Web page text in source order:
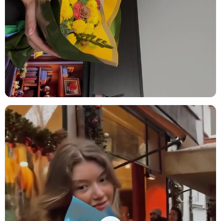
Düğün ve Nişan:
Özel günlerde, nişan veya düğünlerde merkez
parçası olarak kullanılabilecek bu aranjman, etkinliğinize zariflik
katacak. Kuru lotus bitkisi ve lavantanın doğal dokusu, şıklık ve
sadelik yaratır.
Özel Davetler:
Yemek davetlerinde masa dekorasyonu için bu
aranjmanı tercih edebilirsiniz. Pembe gül ve lavantanın canlı
renkleri, misafirlerinize hoş bir atmosfer sunar.
Terfi Hediyesi:Yeni bir iş pozisyonu için bu özel aranjman, başarıyı
kutlamak adına hediye edilebilir. Orkide ve lavanta, yeni bir
başlangıcı simgeler.
Orkideler, aydınlık ortamları sever ancak doğrudan güneş ışığına
maruz kaldıklarında yaprakları zarar görebilir. Bu nedenle, bitkinizi
doğrudan güneş ışığı almayacak, ancak bol miktarda dolaylı ışık
görecek bir yere yerleştirmeniz en iyisidir. Orkidenizi, filtrelenmiş
ışık alabileceği bir noktada, perde arkasında konumlandırmak
bitkinizin sağlığı için faydalı olacaktır. Sulama konusunda, kireçsiz
su kullanarak ve daldırma yöntemiyle sulama yapmak önerilir. Yaz
mevsiminde 5 günde bir, kış mevsiminde ise haftada bir sulama
yeterli olacaktır. Sulama yaparken, köklerin suya tamamen
doyduğundan emin olun ve ardından fazla suyu iyice süzdürerek
bitkinizi yerine geri koyun. Bu şekilde doğru bir bakım